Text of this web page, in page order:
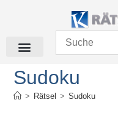
Sudoku
> Rätsel > Sudoku